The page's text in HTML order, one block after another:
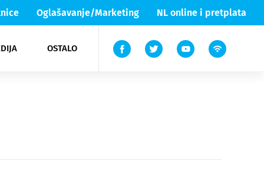
Oglašavanje/Marketing NL online i pretplata
OSTALO
Lika & Senj
TV